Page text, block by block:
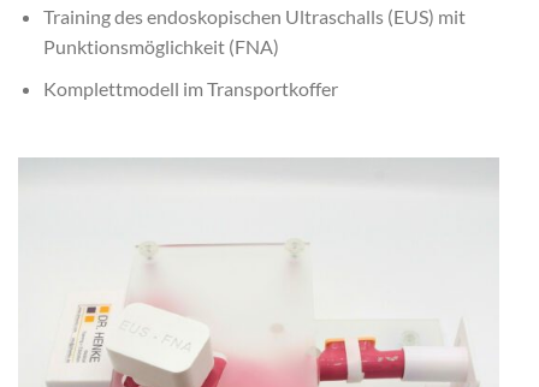
Training des endoskopischen Ultraschalls (EUS) mit
Punktionsmöglichkeit (FNA)
Komplettmodell im Transportkoffer